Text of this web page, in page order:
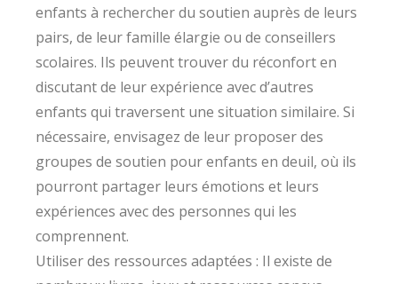
enfants à rechercher du soutien auprès de leurs
pairs, de leur famille élargie ou de conseillers
scolaires. Ils peuvent trouver du réconfort en
discutant de leur expérience avec d’autres
enfants qui traversent une situation similaire. Si
nécessaire, envisagez de leur proposer des
groupes de soutien pour enfants en deuil, où ils
pourront partager leurs émotions et leurs
expériences avec des personnes qui les
comprennent.
Utiliser des ressources adaptées : Il existe de